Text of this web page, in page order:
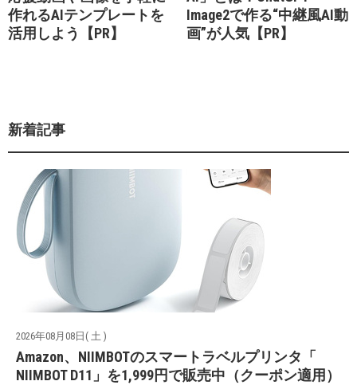
作れるAIテンプレートを
活用しよう【PR】
Image2で作る“中継風AI動
画”が人気【PR】
新着記事
2026年08月08日( 土 )
Amazon、NIIMBOTのスマートラベルプリンタ「
NIIMBOT D11」を1,999円で販売中（クーポン適用）